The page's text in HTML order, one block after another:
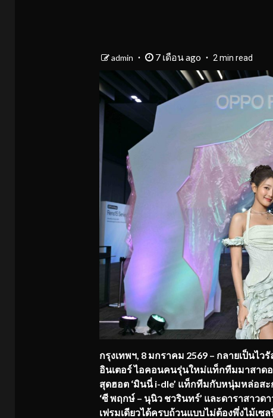
admin 7 เดือน ago 2 min read
กรุงเทพฯ, 8 มกราคม 2569 – กลายเป็นไ
อินเตอร์ ไอคอนคนรุ่นใหม่แท็กทีมมาสาด
สุดฮอต ‘มินนี่ i-dle’ แท็กทีมกับหนุ่มหล่อส
‘ซี พฤกษ์ – นุนิว ชวรินทร์’ และดาราสาวด
เฟรมเดียวได้ครบถ้วนแบบไม่ต้องพึ่งไม้เ